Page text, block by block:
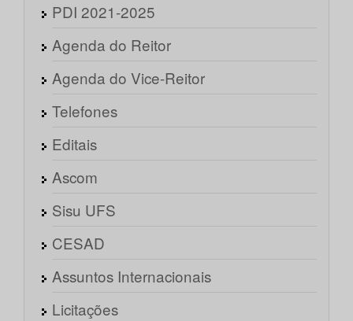
PDI 2021-2025
Agenda do Reitor
Agenda do Vice-Reitor
Telefones
Editais
Ascom
Sisu UFS
CESAD
Assuntos Internacionais
Licitações